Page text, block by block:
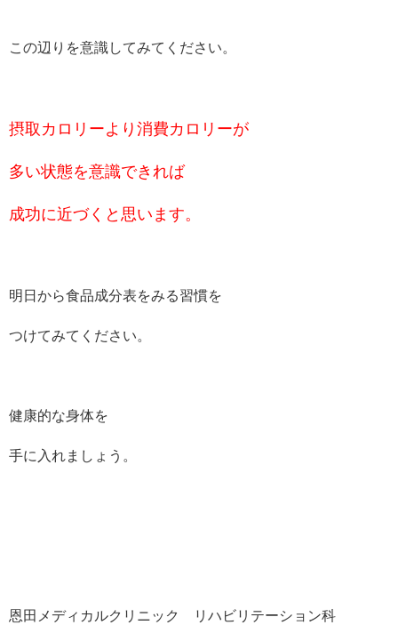
この辺りを意識してみてください。
摂取カロリーより消費カロリーが
多い状態を意識できれば
成功に近づくと思います。
明日から食品成分表をみる習慣を
つけてみてください。
健康的な身体を
手に入れましょう。
恩田メディカルクリニック リハビリテーション科